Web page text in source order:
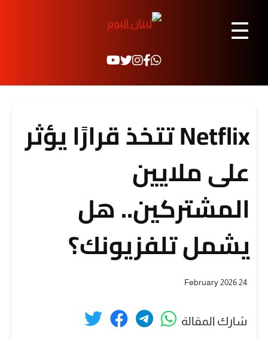
☰
Netflix تتخذ قرارًا يؤثر
على ملايين
المشتركين.. هل
يشمل تلفزيونك؟
24 February 2026
شارك المقالة